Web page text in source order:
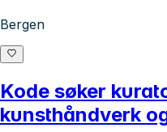
Bergen
Kode søker
kunsthåndverk